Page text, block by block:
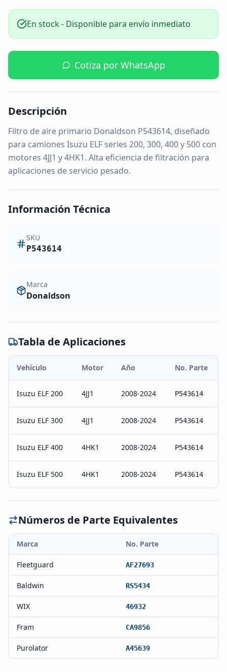
En stock - Disponible para envío inmediato
Cotiza por WhatsApp
Descripción
Filtro de aire primario Donaldson P543614, diseñado
para camiones Isuzu ELF series 200, 300, 400 y 500 con
motores 4JJ1 y 4HK1. Alta eficiencia de filtración para
aplicaciones de servicio pesado.
Información Técnica
SKU
P543614
Marca
Donaldson
Tabla de Aplicaciones
Vehículo Motor Año No. Parte
Isuzu ELF 200 4JJ1 2008-2024 P543614
Isuzu ELF 300 4JJ1 2008-2024 P543614
Isuzu ELF 400 4HK1 2008-2024 P543614
Isuzu ELF 500 4HK1 2008-2024 P543614
Números de Parte Equivalentes
Marca No. Parte
Fleetguard AF27693
Baldwin RS5434
WIX 46932
Fram CA9856
Purolator A45639